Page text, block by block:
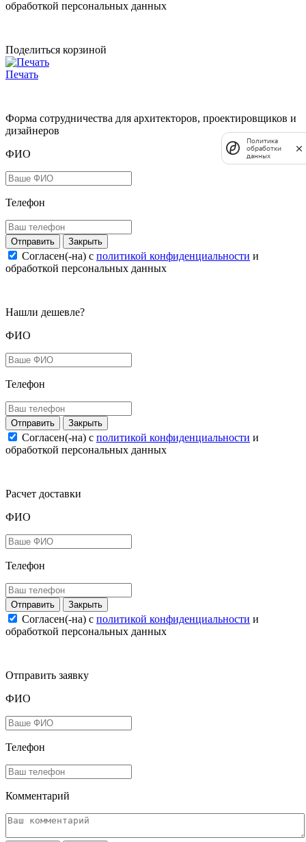
обработкой персональных данных
Поделиться корзиной
Печать
Форма сотрудничества для архитекторов, проектировщиков и
дизайнеров
ФИО
Телефон
Закрыть
Согласен(-на) c политикой конфиденциальности и
обработкой персональных данных
Нашли дешевле?
ФИО
Телефон
Закрыть
Согласен(-на) c политикой конфиденциальности и
обработкой персональных данных
Расчет доставки
ФИО
Телефон
Закрыть
Согласен(-на) c политикой конфиденциальности и
обработкой персональных данных
Отправить заявку
ФИО
Телефон
Комментарий
Политика
обработки
данных